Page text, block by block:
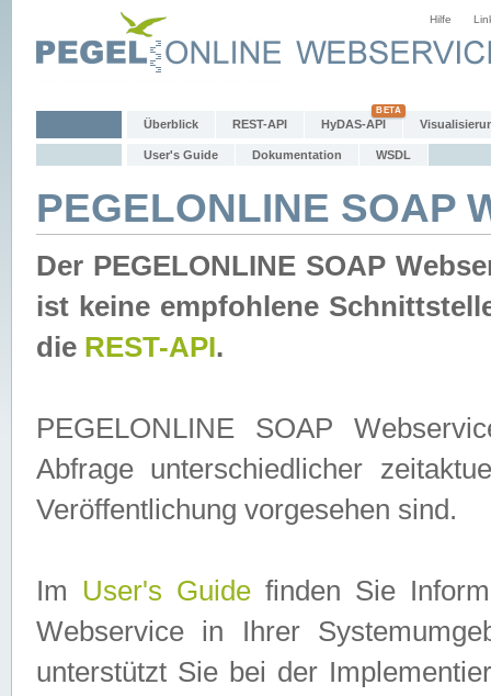
Hilfe
Überblick REST-API HyDAS-API
User's Guide Dokumentation WSDL
PEGELONLINE SOAP
Der PEGELONLINE SOAP
ist keine empfohlene
die REST-API.
PEGELONLINE SOAP
Abfrage unterschiedlicher
Veröffentlichung vorgesehen sind.
Im User's Guidefinden Sie
Webservice in Ihrer
unterstützt Sie bei der